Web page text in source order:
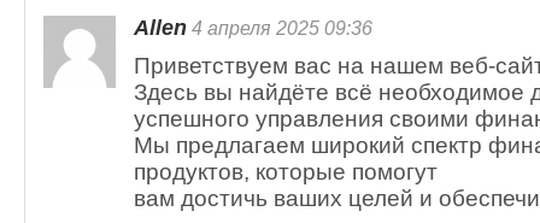
Allen 4 апреля 2025 09:36
Приветствуем вас на нашем веб-
Здесь вы найдёте всё необходимое
успешного управления своими
Мы предлагаем широкий спектр
продуктов, которые помогут
вам достичь ваших целей и